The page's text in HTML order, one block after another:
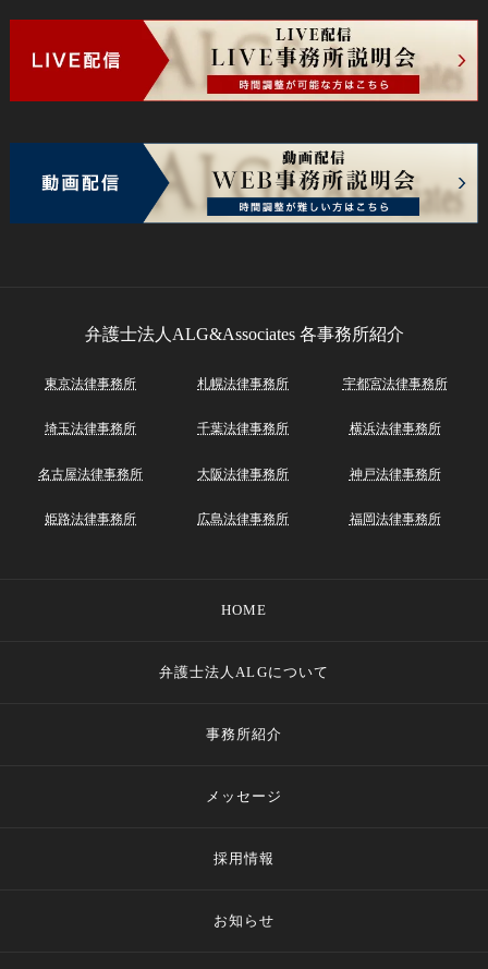
弁護士法人ALG&Associates 各事務所紹介
東京法律事務所 札幌法律事務所 宇都宮法律事務所
埼玉法律事務所 千葉法律事務所 横浜法律事務所
名古屋法律事務所 大阪法律事務所 神戸法律事務所
姫路法律事務所 広島法律事務所 福岡法律事務所
HOME
弁護士法人ALGについて
事務所紹介
メッセージ
採用情報
お知らせ